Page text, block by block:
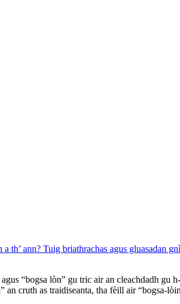
th’ ann? Tuig briathrachas agus gluasadan
“bogsa lòn” gu tric air an cleachdadh gu
an cruth as traidiseanta, tha fèill air “bogsa-